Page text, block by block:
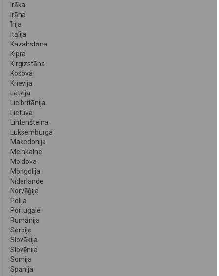
Irāka
Irāna
Īrija
Itālija
Kazahstāna
Kipra
Kirgizstāna
Kosova
Krievija
Latvija
Lielbritānija
Lietuva
Lihtenšteina
Luksemburga
Maķedonija
Melnkalne
Moldova
Mongolija
Nīderlande
Norvēģija
Polija
Portugāle
Rumānija
Serbija
Slovākija
Slovēnija
Somija
Spānija